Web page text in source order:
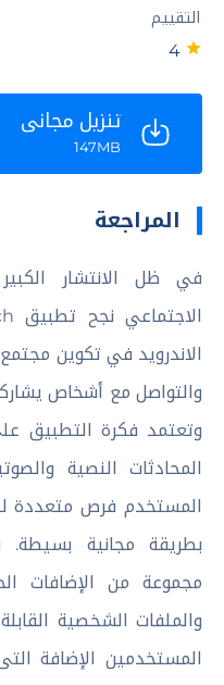
التقييم
تنزيل مجاني
147MB
المراجعة
في ظل الانتشار
الاندرويد في تكوين
والتواصل مع أشخاص
وتعتمد فكرة التطبيق
المحادثات النصية
المستخدم فرص متعددة
بطريقة مجانية بسيطة.
مجموعة من الإضافات
والملفات الشخصية
المستخدمين الإضافة